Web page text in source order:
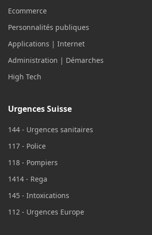
Ecommerce
Personnalités publiques
Applications | Internet
Administration | Démarches
High Tech
Urgences Suisse
144 - Urgences sanitaires
117 - Police
118 - Pompiers
1414 - Rega
145 - Intoxications
112 - Urgences Europe